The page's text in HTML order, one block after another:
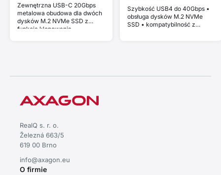
Zewnętrzna USB-C 20Gbps
metalowa obudowa dla dwóch
dysków M.2 NVMe SSD z
funkcją klonowania.
Szybkość USB4 do 40Gbps •
obsługa dysków M.2 NVMe
SSD • kompatybilność z
RealQ s. r. o.
Železná 663/5
619 00 Brno
info@axagon.eu
O firmie